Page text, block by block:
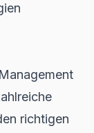
richtigen